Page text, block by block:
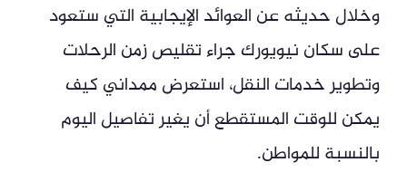
وخلال حديثه عن العوائد الإيجابية التي ستعود
على سكان نيويورك جراء تقليص زمن الرحلات
وتطوير خدمات النقل، استعرض ممداني كيف
يمكن للوقت المستقطع أن يغير تفاصيل اليوم
بالنسبة للمواطن.